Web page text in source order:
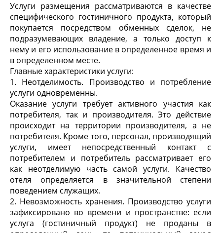
Услуги размещения рассматриваются в качестве
специфического гостиничного продукта, который
покупается посредством обменных сделок, не
подразумевающих владение, а только доступ к
нему и его использование в определенное время и
в определенном месте.
Главные характеристики услуги:
1. Неотделимость. Производство и потребление
услуги одновременны.
Оказание услуги требует активного участия как
потребителя, так и производителя. Это действие
происходит на территории производителя, а не
потребителя. Кроме того, персонал, производящий
услуги, имеет непосредственный контакт с
потребителем и потребитель рассматривает его
как неотделимую часть самой услуги. Качество
отеля определяется в значительной степени
поведением служащих.
2. Невозможность хранения. Производство услуги
зафиксировано во времени и пространстве: если
услуга (гостиничный продукт) не проданы в